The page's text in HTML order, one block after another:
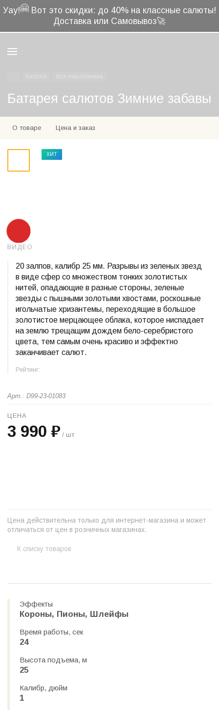
Уау!🤗 Вот это скидки: до 40% на классные салюты!
Доставка или Самовывоз🚀
Батарея салютов Зимние забавы
О товаре Цена и заказ
ВИДЕО
ХИТ
20 залпов, калибр 25 мм. Разрывы из зеленых звезд
в виде сфер со множеством тонких золотистых
нитей, опадающие в разные стороны, зеленые
звезды с пышными золотыми хвостами, роскошные
игольчатые хризантемы, переходящие в большое
золотистое мерцающее облака, которое ниспадает
на землю трещащим дождем бело-серебристого
цвета, тем самым очень красиво и эффектно
заканчивает салют.
Рейтинг:
Арт.: D99-23-01083
ЦЕНА
3 990 ₽ / шт
Цена действительна только для интернет-магазина и может
отличаться от цен в розничных магазинах.
К списку товаров
Эффекты
Короны, Пионы, Шлейфы
Время работы, сек
24
Высота подъема, м
25
Калибр, дюйм
1